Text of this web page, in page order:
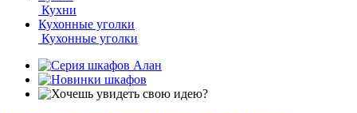
Кухни
Кухонные уголки
Кухонные уголки